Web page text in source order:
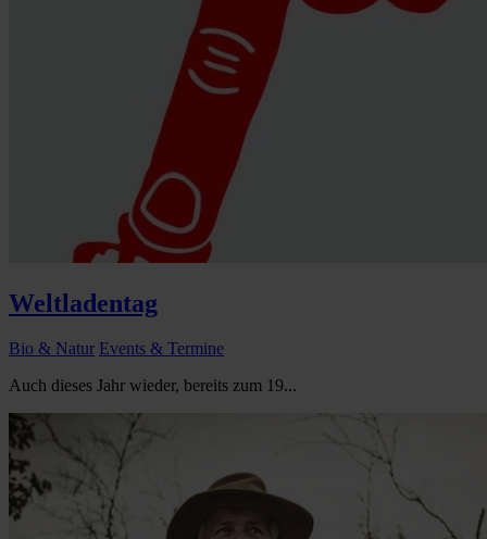
Weltladentag
Bio & Natur Events & Termine
Auch dieses Jahr wieder, bereits zum 19...